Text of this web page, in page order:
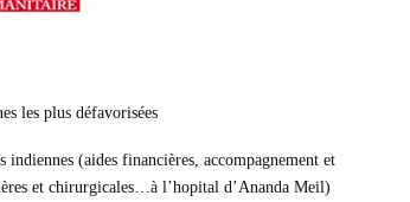
les plus défavorisées
(aides financières, accompagnement et
et chirurgicales…à l’hopital d’Ananda Meil)